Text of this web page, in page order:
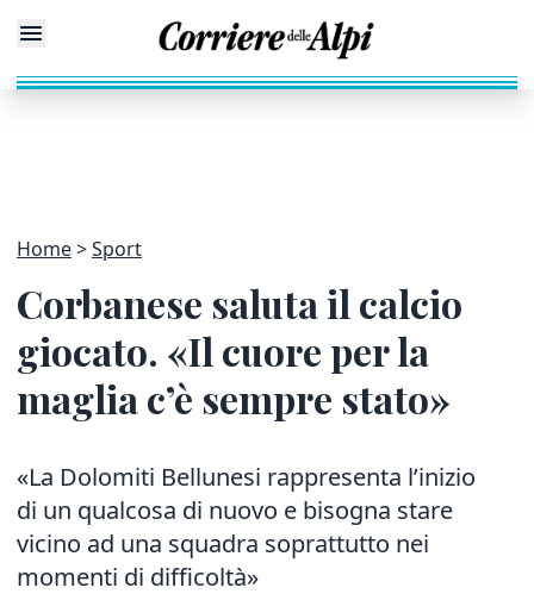
Home Sport
Corbanese saluta il calcio
giocato. «Il cuore per la
maglia c’è sempre stato»
«La Dolomiti Bellunesi rappresenta l’inizio
di un qualcosa di nuovo e bisogna stare
vicino ad una squadra soprattutto nei
momenti di difficoltà»